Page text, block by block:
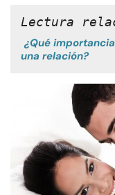
Lectura
¿Qué
una relación?